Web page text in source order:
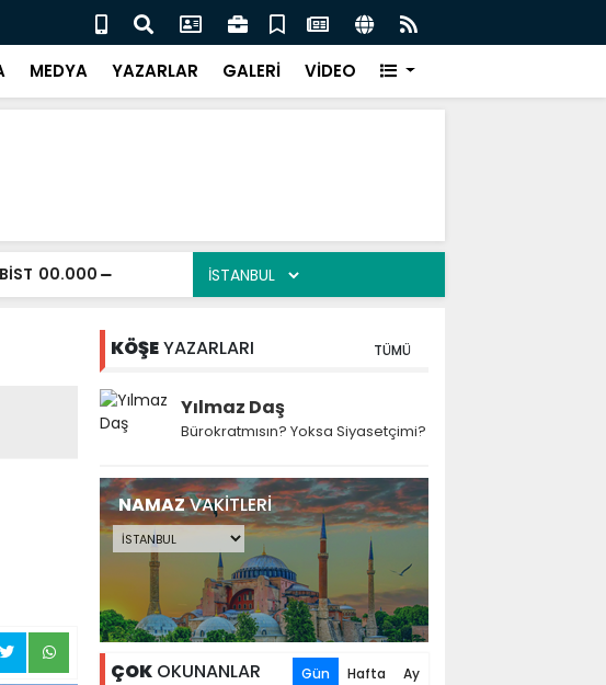
Doğubayazıt Kekiği İçin Tarihi Adım: Coğrafi İşaret ve Markalaşma
Süreci Başladı
MEDYA YAZARLAR GALERİ VİDEO
BİST 00.000
KÖŞEYAZARLARI TÜMÜ
Yılmaz Daş
Bürokratmısın? Yoksa Siyasetçimi?
NAMAZVAKİTLERİ
ÇOK OKUNANLAR Gün Hafta Ay